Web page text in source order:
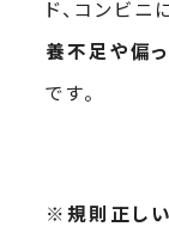
ド、コンビニ
養不足や偏
です。
※規則正し